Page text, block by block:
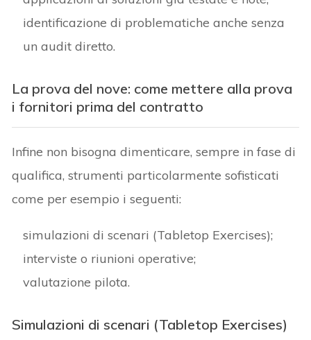
identificazione di problematiche anche senza
un audit diretto.
La prova del nove: come mettere alla prova
i fornitori prima del contratto
Infine non bisogna dimenticare, sempre in fase di
qualifica, strumenti particolarmente sofisticati
come per esempio i seguenti:
simulazioni di scenari (Tabletop Exercises);
interviste o riunioni operative;
valutazione pilota.
Simulazioni di scenari (Tabletop Exercises)